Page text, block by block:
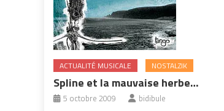
ACTUALITÉ MUSICALE NOSTALZIK
Spline et la mauvaise herbe…
5 octobre 2009 bidibule